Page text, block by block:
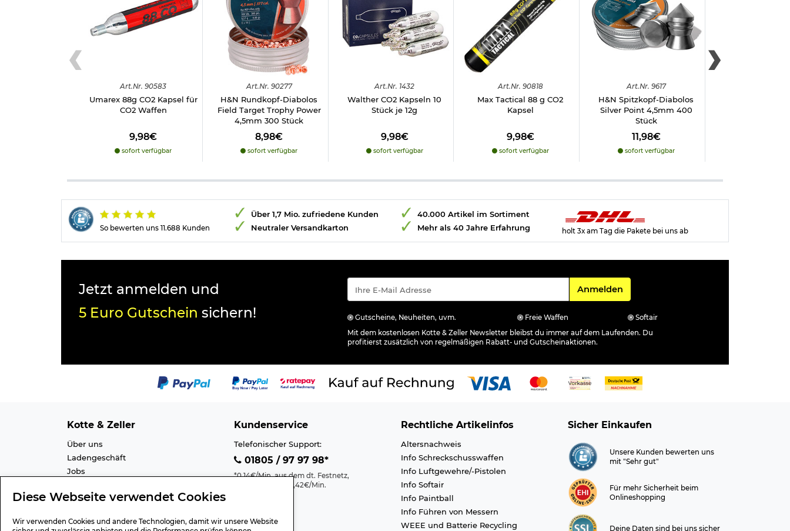
Diese Webseite verwendet Cookies
Wir verwenden Cookies und andere Technologien, damit wir unsere Website
Art.Nr. 90583
Umarex 88g CO2 Kapsel für
CO2 Waffen
9,98€
sofort verfügbar
Art.Nr. 90277
H&N Rundkopf-Diabolos
Field Target Trophy Power
4,5mm 300 Stück
8,98€
sofort verfügbar
Art.Nr. 1432
Walther CO2 Kapseln 10
Stück je 12g
9,98€
sofort verfügbar
Art.Nr. 90818
Max Tactical 88 g CO2
Kapsel
9,98€
sofort verfügbar
Art.Nr. 9617
H&N Spitzkopf-Diabolos
Silver Point 4,5mm 400
Stück
11,98€
sofort verfügbar
So bewerten uns 11.688 Kunden
Über 1,7 Mio. zufriedene Kunden
Neutraler Versandkarton
40.000 Artikel im Sortiment
Mehr als 40 Jahre Erfahrung
holt 3x am Tag die Pakete bei uns ab
Jetzt anmelden und
5 Euro Gutschein sichern!
Für den Newsletter
Anmelden
Gutscheine, Neuheiten, uvm. Freie Waffen
Softair
Mit dem kostenlosen Kotte & Zeller Newsletter bleibst du immer auf dem Laufenden. Du
profitierst zusätzlich von regelmäßigen Rabatt- und Gutscheinaktionen.
Kotte & Zeller
Über uns
Ladengeschäft
Jobs
Datenschutz
Impressum
Kundenservice
Telefonischer Support:
01805 / 97 97 98*
*0,14€/Min. aus dem dt. Festnetz,
Mobilfunk max. 0,42€/Min.
Lexikon A-Z
Rechtliche Artikelinfos
Altersnachweis
Info Schreckschusswaffen
Info Luftgewehre/-Pistolen
Info Softair
Info Paintball
Info Führen von Messern
WEEE und Batterie Recycling
Sicher Einkaufen
Unsere Kunden bewerten uns
mit "Sehr gut"
Für mehr Sicherheit beim
Onlineshopping
Deine Daten sind bei uns sicher